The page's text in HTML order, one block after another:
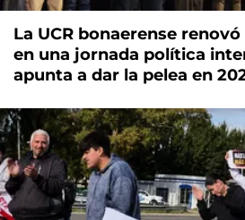
La UCR bonaerense
en una jornada política
apunta a dar la pelea en